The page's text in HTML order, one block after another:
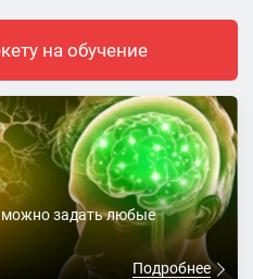
на обучение
задать любые
Подробнее